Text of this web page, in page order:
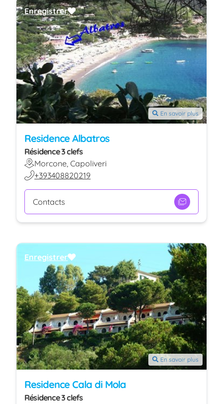
En savoir plus
Residence Albatros
Résidence 3 clefs
Morcone, Capoliveri
+393408820219
Contacts
Enregistrer
En savoir plus
Residence Cala di Mola
Résidence 3 clefs
Enregistrer